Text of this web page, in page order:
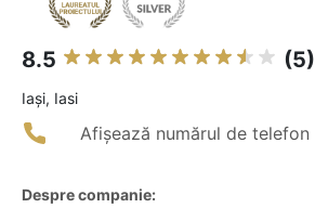
8.5 (5)
Iaşi, Iasi
Afișează numărul de telefon
Despre companie: